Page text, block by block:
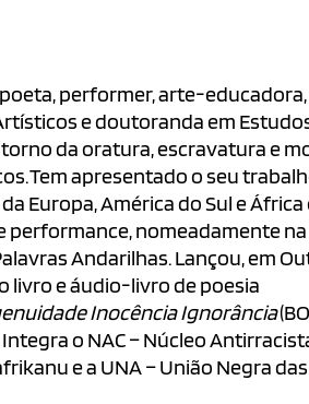
poeta, performer, arte-
e doutoranda em
torno da oratura, escravatura e
Tem apresentado o seu
Europa, América do Sul e
performance, nomeadamente na
Andarilhas. Lançou, em
livro e áudio-livro de poesia
Inocência Ignorância
o NAC – Núcleo
e a UNA – União Negra